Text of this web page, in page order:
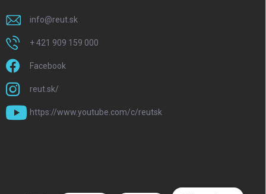
info@reut.sk
+ 421 909 159 000
Facebook
reut.sk/
https://www.youtube.com/c/reutsk